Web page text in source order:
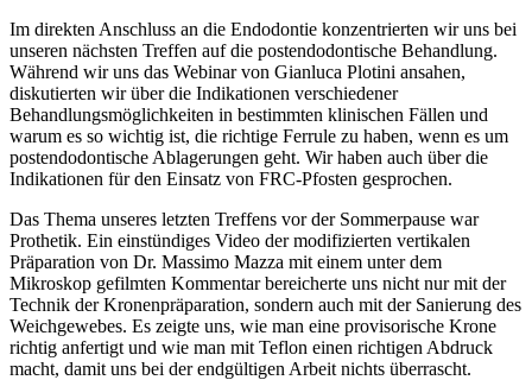
Im direkten Anschluss an die Endodontie konzentrierten wir uns bei
unseren nächsten Treffen auf die postendodontische Behandlung.
Während wir uns das Webinar von Gianluca Plotini ansahen,
diskutierten wir über die Indikationen verschiedener
Behandlungsmöglichkeiten in bestimmten klinischen Fällen und
warum es so wichtig ist, die richtige Ferrule zu haben, wenn es um
postendodontische Ablagerungen geht. Wir haben auch über die
Indikationen für den Einsatz von FRC-Pfosten gesprochen.
Das Thema unseres letzten Treffens vor der Sommerpause war
Prothetik. Ein einstündiges Video der modifizierten vertikalen
Präparation von Dr. Massimo Mazza mit einem unter dem
Mikroskop gefilmten Kommentar bereicherte uns nicht nur mit der
Technik der Kronenpräparation, sondern auch mit der Sanierung des
Weichgewebes. Es zeigte uns, wie man eine provisorische Krone
richtig anfertigt und wie man mit Teflon einen richtigen Abdruck
macht, damit uns bei der endgültigen Arbeit nichts überrascht.